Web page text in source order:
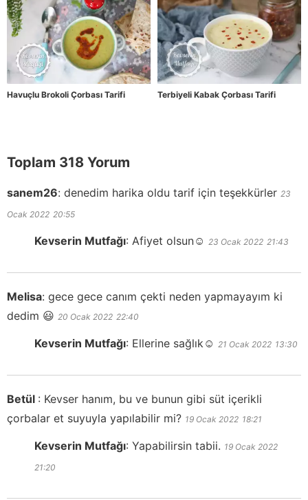
Havuçlu Brokoli Çorbası Tarifi Terbiyeli Kabak Çorbası Tarifi
Toplam 318 Yorum
sanem26: denedim harika oldu tarif için teşekkürler 23
Ocak 2022 20:55
Kevserin Mutfağı: Afiyet olsun☺️ 23 Ocak 2022 21:43
Melisa: gece gece canım çekti neden yapmayayım ki
dedim 😃 20 Ocak 2022 22:40
Kevserin Mutfağı: Ellerine sağlık☺️ 21 Ocak 2022 13:30
Betül : Kevser hanım, bu ve bunun gibi süt içerikli
çorbalar et suyuyla yapılabilir mi? 19 Ocak 2022 18:21
Kevserin Mutfağı: Yapabilirsin tabii. 19 Ocak 2022
21:20